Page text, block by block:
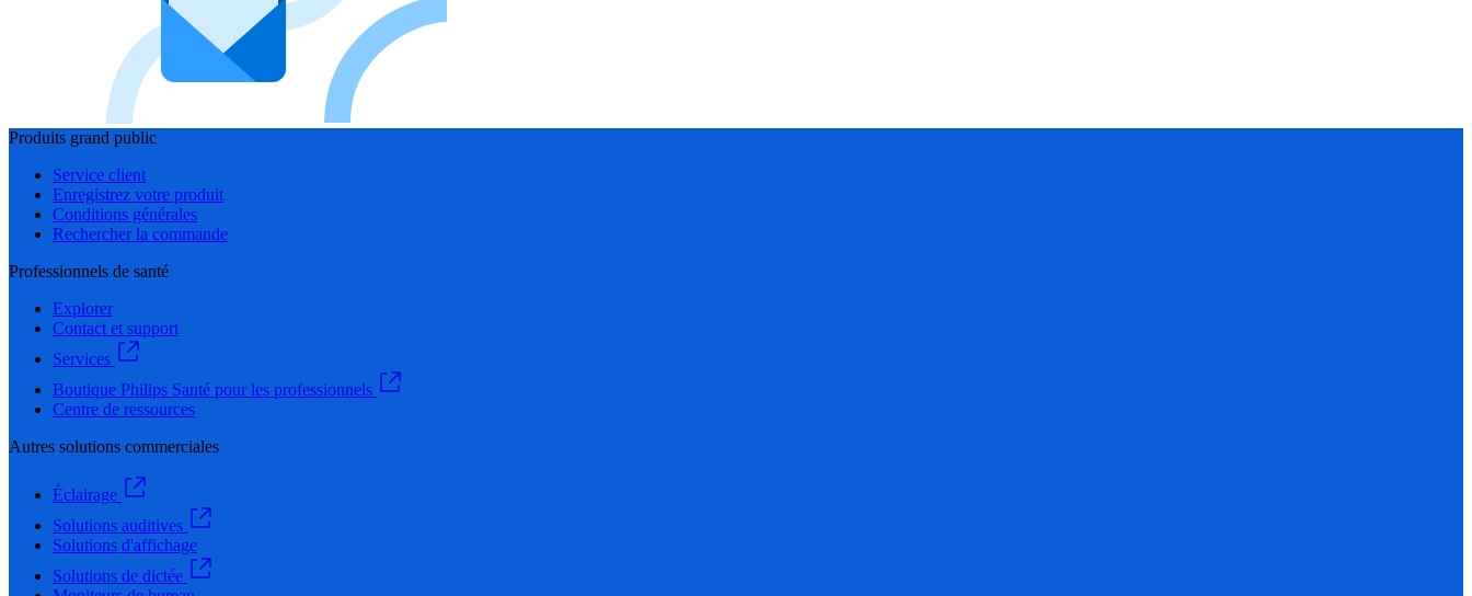
Produits grand public
Service client
Enregistrez votre produit
Conditions générales
Rechercher la commande
Professionnels de santé
Explorer
Contact et support
Services
Boutique Philips Santé pour les professionnels
Centre de ressources
Autres solutions commerciales
Éclairage
Solutions auditives
Solutions d'affichage
Solutions de dictée